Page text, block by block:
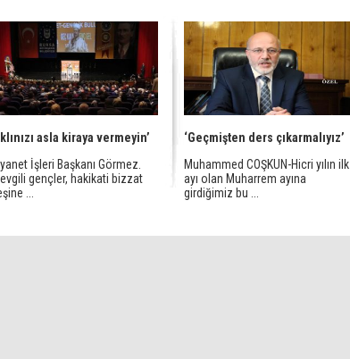
asla kiraya vermeyin’
İşleri Başkanı Görmez.
gençler, hakikati bizzat
...
‘Geçmişten ders çıkarmalıyız’
Muhammed COŞKUN-Hicri yılın ilk
ayı olan Muharrem ayına
girdiğimiz bu ...